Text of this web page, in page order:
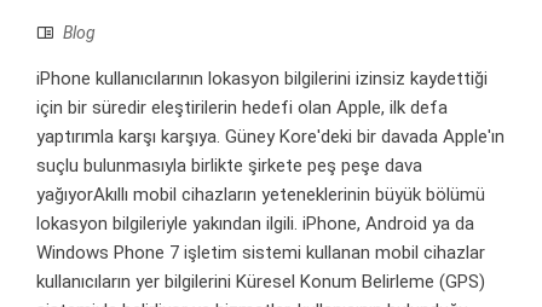
Blog
iPhone kullanıcılarının lokasyon bilgilerini izinsiz kaydettiği
için bir süredir eleştirilerin hedefi olan Apple, ilk defa
yaptırımla karşı karşıya. Güney Kore'deki bir davada Apple'ın
suçlu bulunmasıyla birlikte şirkete peş peşe dava
yağıyorAkıllı mobil cihazların yeteneklerinin büyük bölümü
lokasyon bilgileriyle yakından ilgili. iPhone, Android ya da
Windows Phone 7 işletim sistemi kullanan mobil cihazlar
kullanıcıların yer bilgilerini Küresel Konum Belirleme (GPS)